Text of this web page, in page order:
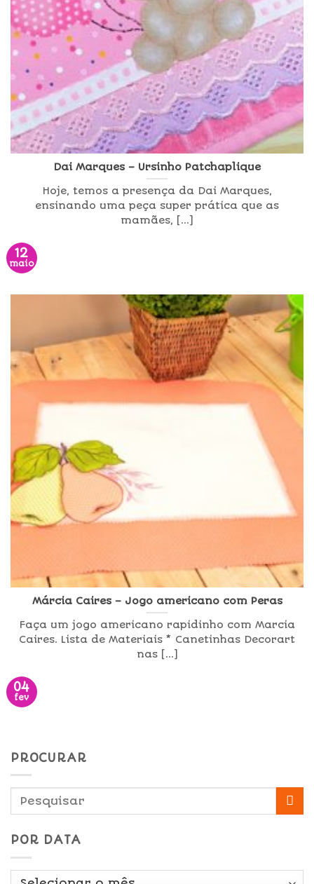
Dai Marques – Ursinho Patchaplique
Hoje, temos a presença da Dai Marques,
ensinando uma peça super prática que as
mamães, [...]
12
maio
Márcia Caires – Jogo americano com Peras
Faça um jogo americano rapidinho com Marcia
Caires. Lista de Materiais * Canetinhas Decorart
nas [...]
04
fev
PROCURAR
POR DATA
Por